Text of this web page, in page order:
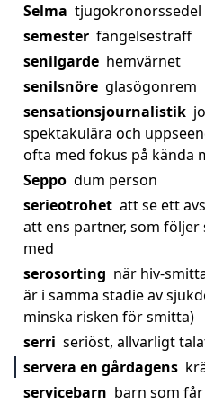
Selma tjugokronorssedel
semester fängelsestraff
senilgarde hemvärnet
senilsnöre glasögonrem
sensationsjournalistik
spektakulära och
ofta med fokus på kända
Seppo dum person
serieotrohet att se ett
att ens partner, som följer
med
serosorting när hiv-
är i samma stadie av
minska risken för smitta)
serri seriöst, allvarligt
servera en gårdagens
servicebarn barn som